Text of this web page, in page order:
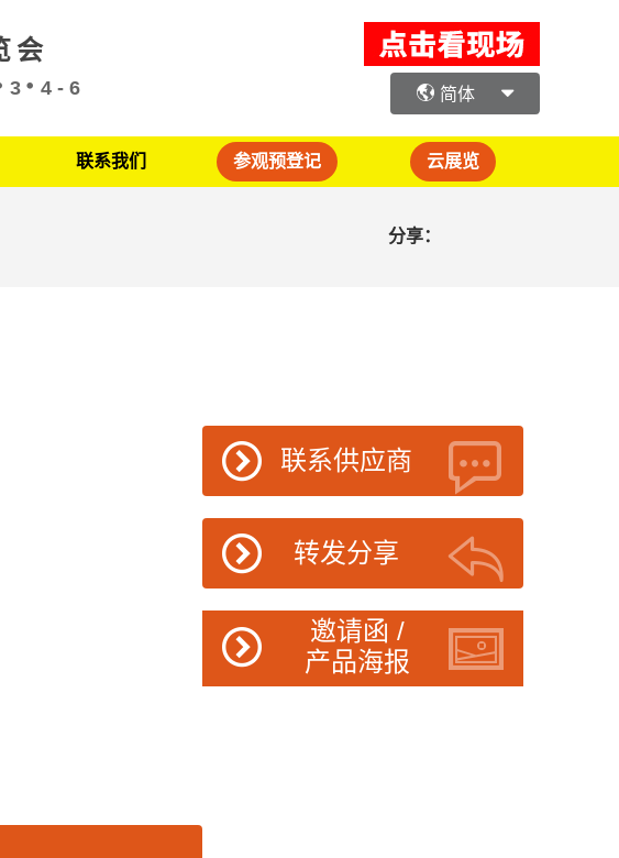
会
3 4 - 6 简体
联系我们 参观预登记 云展览
分享：
联系供应商
转发分享
邀请函 /
产品海报